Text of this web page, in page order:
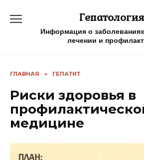
содержанию
Гепатология
Информация о
лечении и
ГЛАВНАЯ » ГЕПАТИТ
Риски здоровья в
медицине